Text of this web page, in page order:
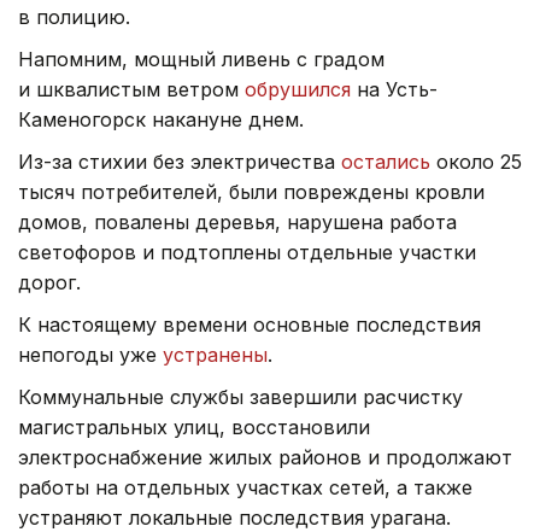
в полицию.
Напомним, мощный ливень с градом
и шквалистым ветром обрушился на Усть-
Каменогорск накануне днем.
Из-за стихии без электричества остались около 25
тысяч потребителей, были повреждены кровли
домов, повалены деревья, нарушена работа
светофоров и подтоплены отдельные участки
дорог.
К настоящему времени основные последствия
непогоды уже устранены.
Коммунальные службы завершили расчистку
магистральных улиц, восстановили
электроснабжение жилых районов и продолжают
работы на отдельных участках сетей, а также
устраняют локальные последствия урагана.